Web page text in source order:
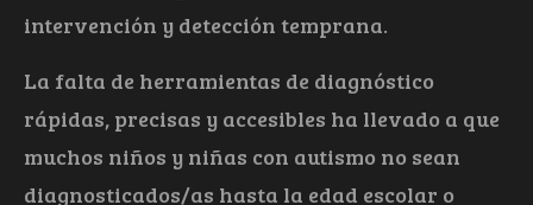
intervención y detección temprana.
La falta de herramientas de diagnóstico
rápidas, precisas y accesibles ha llevado a que
muchos niños y niñas con autismo no sean
diagnosticados/as hasta la edad escolar o